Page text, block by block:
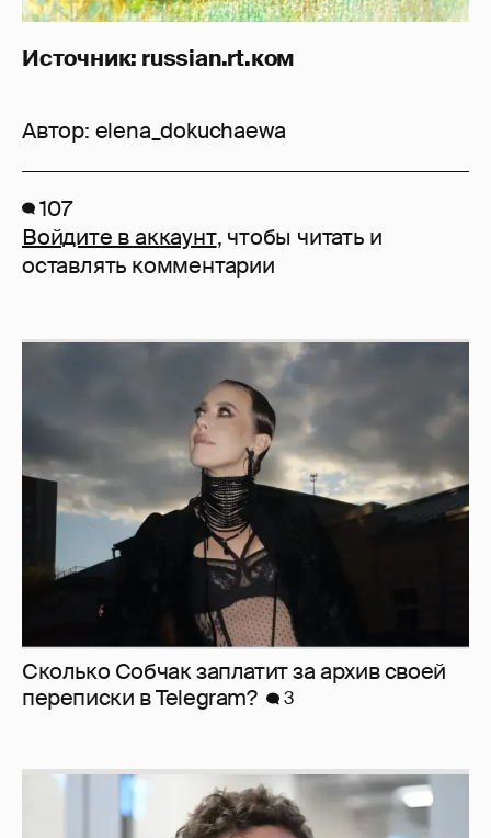
Источник: russian.rt.ком
Автор: elena_dokuchaewa
107
Войдите в аккаунт, чтобы читать и
оставлять комментарии
Сколько Собчак заплатит за архив своей
перeписки в Telegram?
3